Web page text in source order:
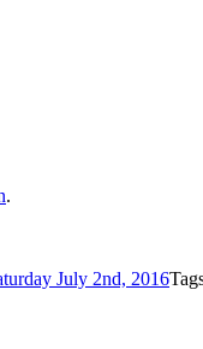
.
July 2nd, 2016